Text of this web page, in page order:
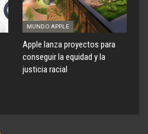
MUNDO APPLE
Apple lanza proyectos para
conseguir la equidad y la
justicia racial